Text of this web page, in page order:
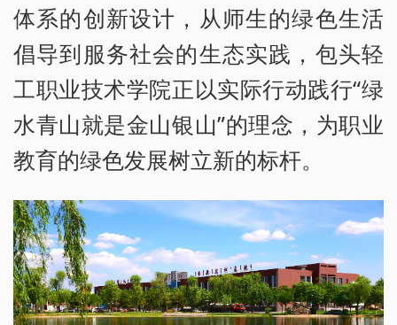
体系的创新设计，从师生的绿色生活
倡导到服务社会的生态实践，包头轻
工职业技术学院正以实际行动践行“绿
水青山就是金山银山”的理念，为职业
教育的绿色发展树立新的标杆。